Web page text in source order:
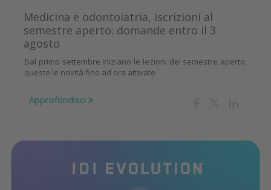
Medicina e odontoiatria, iscrizioni al
semestre aperto: domande entro il 3
agosto
Dal primo settembre iniziano le lezioni del semestre aperto,
queste le novità fino ad ora attivate
Approfondisci